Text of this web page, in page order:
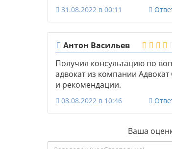
31.08.2022 в 00:11
Антон Васильев
Получил консультацию по
адвокат из компании
и рекомендации.
08.08.2022 в 10:46
Ваша